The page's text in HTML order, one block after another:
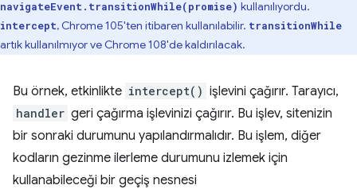
navigateEvent.transitionWhile(promise) kullanılıyordu.
intercept, Chrome 105'ten itibaren kullanılabilir. transitionWhile
artık kullanılmıyor ve Chrome 108'de kaldırılacak.
Bu örnek, etkinlikte intercept() işlevini çağırır. Tarayıcı,
handler geri çağırma işlevinizi çağırır. Bu işlev, sitenizin
bir sonraki durumunu yapılandırmalıdır. Bu işlem, diğer
kodların gezinme ilerleme durumunu izlemek için
kullanabileceği bir geçiş nesnesi